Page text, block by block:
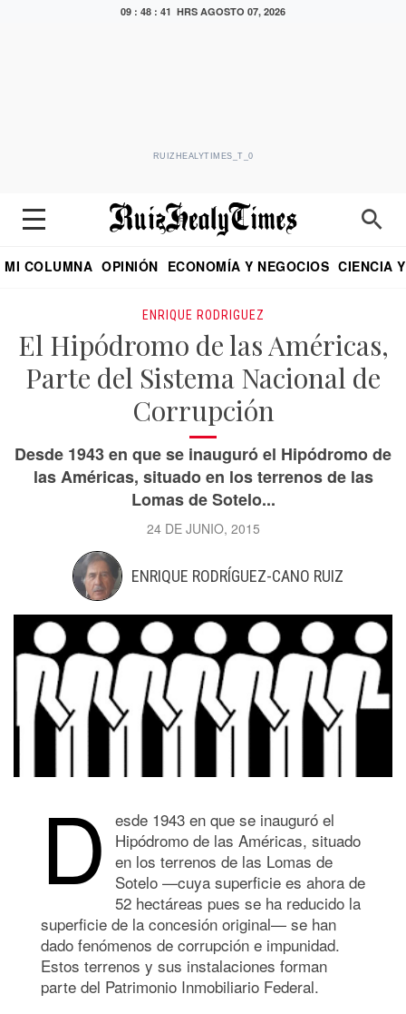
09 : 48 : 42 HRS AGOSTO 07, 2026
RUIZHEALYTIMES_T_0
MI COLUMNA OPINIÓN ECONOMÍA Y NEGOCIOS CIENCIA
ENRIQUE RODRIGUEZ
El Hipódromo de las Américas,
Parte del Sistema Nacional de
Corrupción
Desde 1943 en que se inauguró el Hipódromo de
las Américas, situado en los terrenos de las
Lomas de Sotelo...
24 DE JUNIO, 2015
ENRIQUE RODRÍGUEZ-CANO RUIZ
D esde 1943 en que se inauguró el
Hipódromo de las Américas, situado
en los terrenos de las Lomas de
Sotelo —cuya superficie es ahora de
52 hectáreas pues se ha reducido la
superficie de la concesión original— se han
dado fenómenos de corrupción e impunidad.
Estos terrenos y sus instalaciones forman
parte del Patrimonio Inmobiliario Federal.